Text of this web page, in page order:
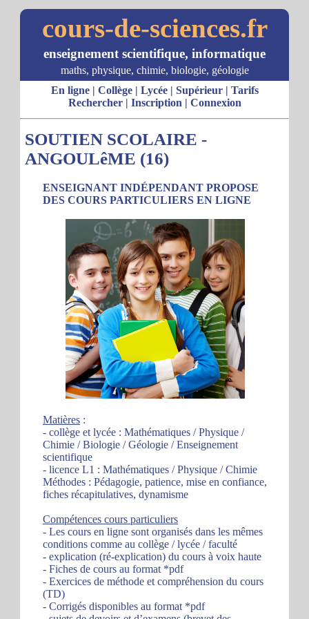
cours-de-sciences.fr
enseignement scientifique, informatique
maths, physique, chimie, biologie, géologie
En ligne| Collège| Lycée| Supérieur| Tarifs
Rechercher| Inscription | Connexion
SOUTIEN SCOLAIRE -
ANGOULêME (16)
ENSEIGNANT INDÉPENDANT PROPOSE
DES COURS PARTICULIERS EN LIGNE
Matières :
- collège et lycée : Mathématiques / Physique /
Chimie / Biologie / Géologie / Enseignement
scientifique
- licence L1 : Mathématiques / Physique / Chimie
Méthodes : Pédagogie, patience, mise en confiance,
fiches récapitulatives, dynamisme
Compétences cours particuliers
- Les cours en ligne sont organisés dans les mêmes
conditions comme au collège / lycée / faculté
- explication (ré-explication) du cours à voix haute
- Fiches de cours au format *pdf
- Exercices de méthode et compréhension du cours
(TD)
- Corrigés disponibles au format *pdf